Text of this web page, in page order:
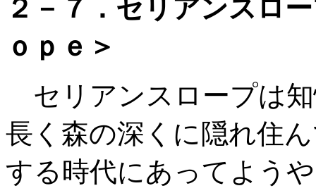
２－７．セリアンスロ
ｏｐｅ＞
セリアンスロープは
長く森の深くに隠れ住
する時代にあってよう